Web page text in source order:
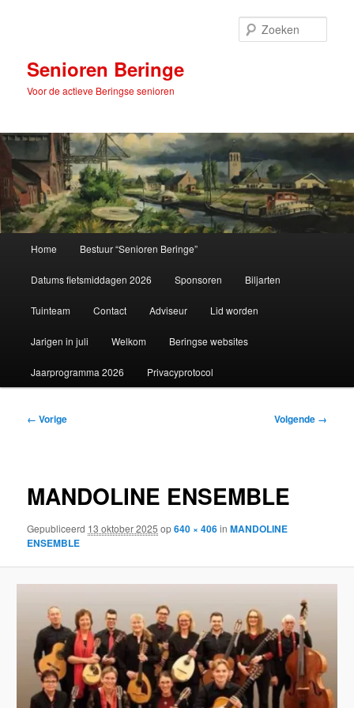
inhoudSenioren Beringe
Voor de actieve Beringse senioren
Home Bestuur “Senioren Beringe”
Datums fietsmiddagen 2026 Sponsoren Biljarten
Tuinteam Contact Adviseur Lid worden
Jarigen in juli Welkom Beringse websites
Jaarprogramma 2026 Privacyprotocol
Afbeeldingsnavigatie
← Vorige Volgende →
MANDOLINE ENSEMBLE
Gepubliceerd 13 oktober 2025 op640 × 406inMANDOLINE
ENSEMBLE